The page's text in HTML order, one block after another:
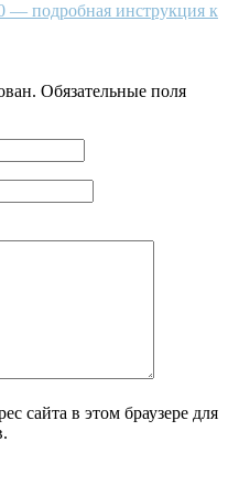
— подробная инструкция к
Обязательные поля
сайта в этом браузере для